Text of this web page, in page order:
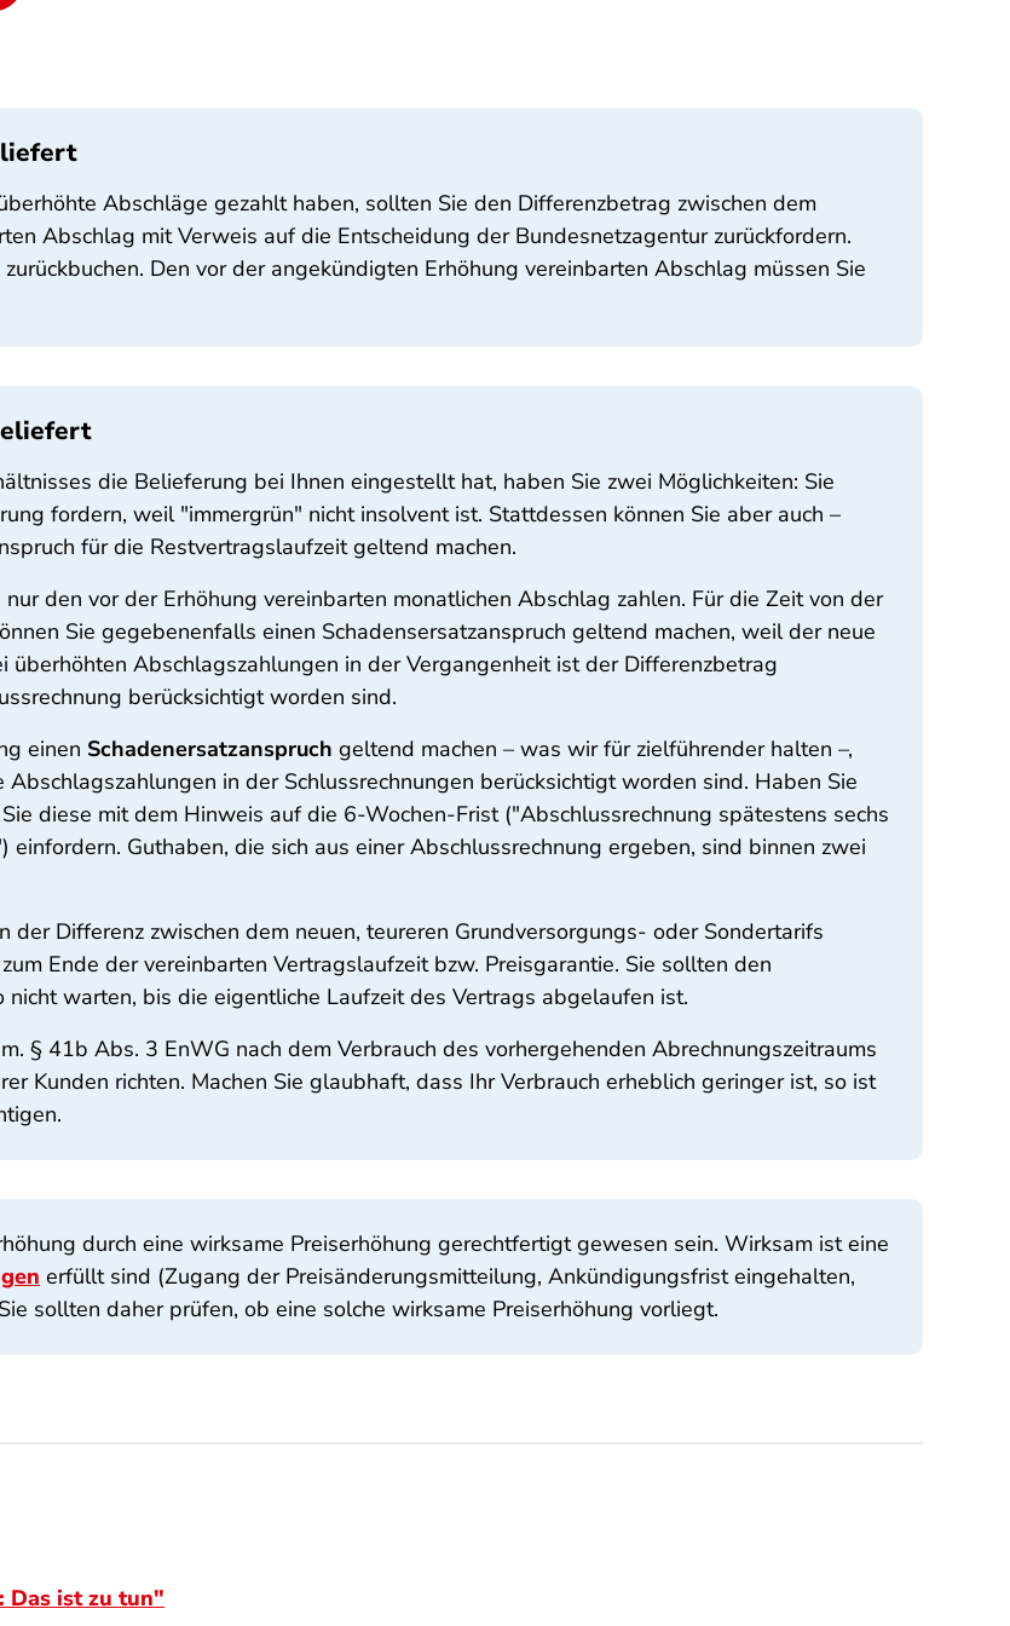
Abschläge gezahlt haben, sollten Sie den Differenzbetrag zwischen dem
Abschlag mit Verweis auf die Entscheidung der Bundesnetzagentur zurückfordern.
Den vor der angekündigten Erhöhung vereinbarten Abschlag müssen Sie
die Belieferung bei Ihnen eingestellt hat, haben Sie zwei Möglichkeiten: Sie
fordern, weil "immergrün" nicht insolvent ist. Stattdessen können Sie aber auch –
für die Restvertragslaufzeit geltend machen.
nur den vor der Erhöhung vereinbarten monatlichen Abschlag zahlen. Für die Zeit von der
Sie gegebenenfalls einen Schadensersatzanspruch geltend machen, weil der neue
Abschlagszahlungen in der Vergangenheit ist der Differenzbetrag
berücksichtigt worden sind.
einen Schadenersatzanspruch geltend machen – was wir für zielführender halten –,
in der Schlussrechnungen berücksichtigt worden sind. Haben Sie
diese mit dem Hinweis auf die 6-Wochen-Frist ("Abschlussrechnung spätestens sechs
Guthaben, die sich aus einer Abschlussrechnung ergeben, sind binnen zwei
der Differenz zwischen dem neuen, teureren Grundversorgungs- oder Sondertarifs
Ende der vereinbarten Vertragslaufzeit bzw. Preisgarantie. Sie sollten den
warten, bis die eigentliche Laufzeit des Vertrags abgelaufen ist.
§ 41b Abs. 3 EnWG nach dem Verbrauch des vorhergehenden Abrechnungszeitraums
Kunden richten. Machen Sie glaubhaft, dass Ihr Verbrauch erheblich geringer ist, so ist
durch eine wirksame Preiserhöhung gerechtfertigt gewesen sein. Wirksam ist eine
erfüllt sind (Zugang der Preisänderungsmitteilung, Ankündigungsfrist eingehalten,
sollten daher prüfen, ob eine solche wirksame Preiserhöhung vorliegt.
Das ist zu tun"